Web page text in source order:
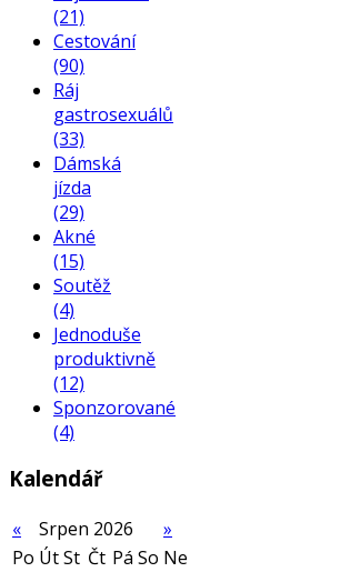
(21)
Cestování
(90)
Ráj
gastrosexuálů
(33)
Dámská
jízda
(29)
Akné
(15)
Soutěž
(4)
Jednoduše
produktivně
(12)
Sponzorované
(4)
Kalendář
« Srpen 2026
»
Po ÚtSt Čt Pá So Ne